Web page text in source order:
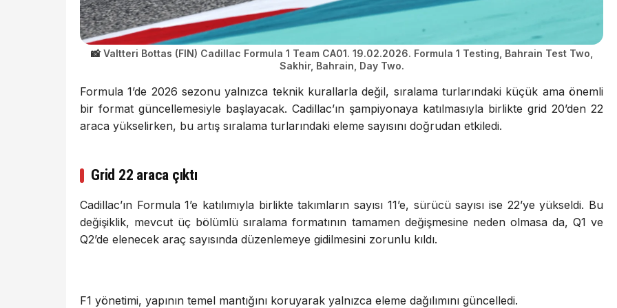
Valtteri Bottas (FIN) Cadillac Formula 1 Team CA01. 19.02.2026. Formula 1 Testing, Bahrain Test Two,
Sakhir, Bahrain, Day Two.
Formula 1’de 2026 sezonu yalnızca teknik kurallarla değil, sıralama turlarındaki küçük ama önemli
bir format güncellemesiyle başlayacak. Cadillac’ın şampiyonaya katılmasıyla birlikte grid 20’den 22
araca yükselirken, bu artış sıralama turlarındaki eleme sayısını doğrudan etkiledi.
Grid 22 araca çıktı
Cadillac’ın Formula 1’e katılımıyla birlikte takımların sayısı 11’e, sürücü sayısı ise 22’ye yükseldi. Bu
değişiklik, mevcut üç bölümlü sıralama formatının tamamen değişmesine neden olmasa da, Q1 ve
Q2’de elenecek araç sayısında düzenlemeye gidilmesini zorunlu kıldı.
F1 yönetimi, yapının temel mantığını koruyarak yalnızca eleme dağılımını güncelledi.